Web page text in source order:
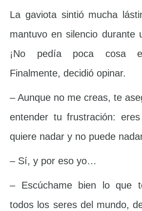
La gaviota sintió mucha
mantuvo en silencio durante
¡No pedía poca cosa el
Finalmente, decidió opinar.
– Aunque no me creas, te
entender tu frustración:
quiere nadar y no puede
– Sí, y por eso yo…
– Escúchame bien lo que
todos los seres del mundo,